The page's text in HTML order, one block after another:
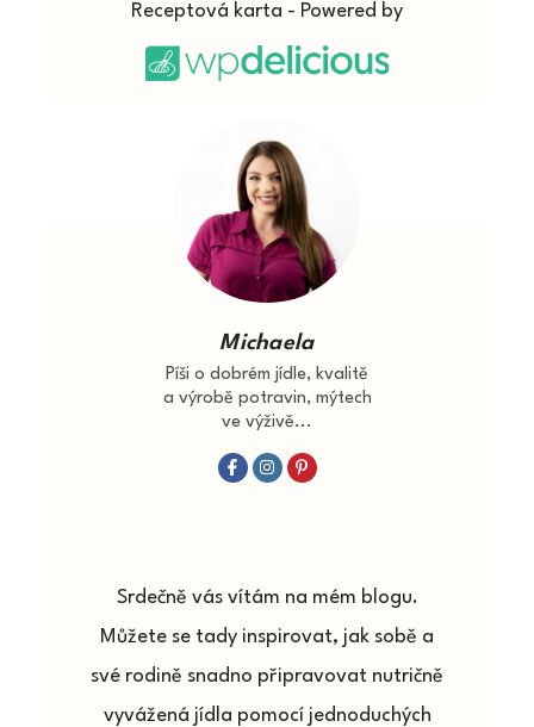
Receptová karta - Powered by
Michaela
Píši o dobrém jídle, kvalitě
a výrobě potravin, mýtech
ve výživě...
Srdečně vás vítám na mém blogu.
Můžete se tady inspirovat, jak sobě a
své rodině snadno připravovat nutričně
vyvážená jídla pomocí jednoduchých